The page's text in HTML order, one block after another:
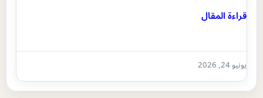
قراءة المقال
يونيو 24, 2026